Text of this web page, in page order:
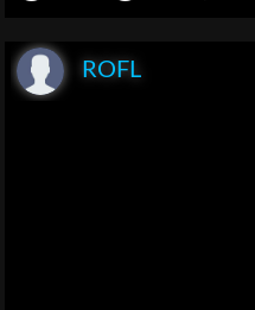
ROFL